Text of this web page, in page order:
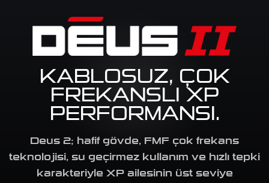
KABLOSUZ, ÇOK
FREKANSLI XP
PERFORMANSI.
Deus 2; hafif gövde, FMF çok frekans
teknolojisi, su geçirmez kullanım ve hızlı tepki
karakteriyle XP ailesinin üst seviye